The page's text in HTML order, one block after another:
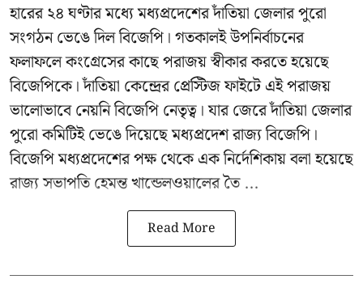
হারের ২৪ ঘণ্টার মধ্যে মধ্যপ্রদেশের দাঁতিয়া জেলার পুরো
সংগঠন ভেঙে দিল বিজেপি। গতকালই উপনির্বাচনের
ফলাফলে কংগ্রেসের কাছে পরাজয় স্বীকার করতে হয়েছে
বিজেপিকে। দাঁতিয়া কেন্দ্রের প্রেস্টিজ ফাইটে এই পরাজয়
ভালোভাবে নেয়নি বিজেপি নেতৃত্ব। যার জেরে দাঁতিয়া জেলার
পুরো কমিটিই ভেঙে দিয়েছে মধ্যপ্রদেশ রাজ্য বিজেপি।
বিজেপি মধ্যপ্রদেশের পক্ষ থেকে এক নির্দেশিকায় বলা হয়েছে
রাজ্য সভাপতি হেমন্ত খান্ডেলওয়ালের তৈ ...
Read More